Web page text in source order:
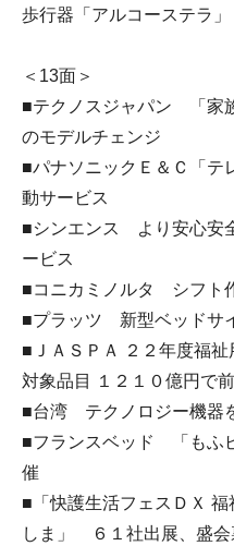
歩行器「アルコーステラ」
＜13面＞
■テクノスジャパン 「家
のモデルチェンジ
■パナソニックＥ＆Ｃ「
動サービス
■シンエンス より安心安
ービス
■コニカミノルタ シフト
■プラッツ 新型ベッドサ
■ＪＡＳＰＡ ２２年度福
対象品目 １２１０億円で
■台湾 テクノロジー機器
■フランスベッド 「もふ
催
■「快護生活フェスＤＸ
しま」 ６１社出展、盛会